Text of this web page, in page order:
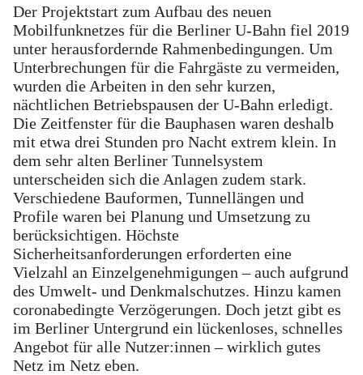
Der Projektstart zum Aufbau des neuen
Mobilfunknetzes für die Berliner U-Bahn fiel 2019
unter herausfordernde Rahmenbedingungen. Um
Unterbrechungen für die Fahrgäste zu vermeiden,
wurden die Arbeiten in den sehr kurzen,
nächtlichen Betriebspausen der U-Bahn erledigt.
Die Zeitfenster für die Bauphasen waren deshalb
mit etwa drei Stunden pro Nacht extrem klein. In
dem sehr alten Berliner Tunnelsystem
unterscheiden sich die Anlagen zudem stark.
Verschiedene Bauformen, Tunnellängen und
Profile waren bei Planung und Umsetzung zu
berücksichtigen. Höchste
Sicherheitsanforderungen erforderten eine
Vielzahl an Einzelgenehmigungen – auch aufgrund
des Umwelt- und Denkmalschutzes. Hinzu kamen
coronabedingte Verzögerungen. Doch jetzt gibt es
im Berliner Untergrund ein lückenloses, schnelles
Angebot für alle Nutzer:innen – wirklich gutes
Netz im Netz eben.